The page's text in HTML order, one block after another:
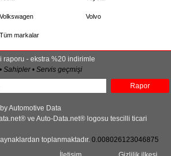
Volkswagen Volvo
Tüm markalar
raporu - ekstra %20 indirimle
Sahipler • Servis geçmişi
Rapor
Automotive Data
ve Auto-Data.net® logosu tescilli ticari
toplanmaktadır. 0.008026123046875